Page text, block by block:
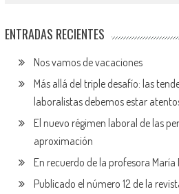
ENTRADAS RECIENTES
Nos vamos de vacaciones
Más allá del triple desafío: las
laboralistas debemos estar
El nuevo régimen laboral de las
aproximación
En recuerdo de la profesora María
Publicado el número 12 de la